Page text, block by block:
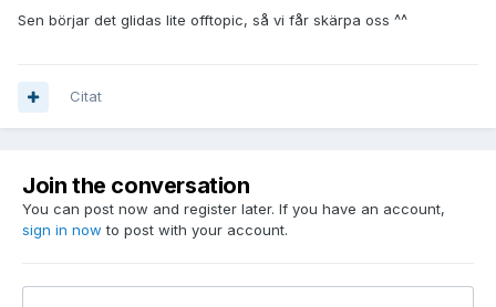
Sen börjar det glidas lite offtopic, så vi får skärpa oss ^^
Citat
Join the conversation
You can post now and register later. If you have an account,
sign in now to post with your account.